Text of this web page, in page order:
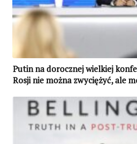
Putin na dorocznej wielkiej
Rosji nie można zwyciężyć, ale